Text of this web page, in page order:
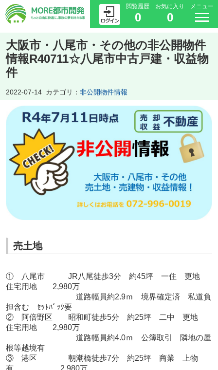
閲覧履歴
0
お気に入り
0
メニュー
大阪市・八尾市・その他の非公開物件
情報R40711☆八尾市中古戸建・収益物
件
2022-07-14 カテゴリ： 非公開物件情報
売土地
① 八尾市 JR八尾徒歩3分 約45坪 一住 更地
住宅用地 2,980万
道路幅員約2.9ｍ 境界確定済 私道負
担含む ｾｯﾄﾊﾞｯｸ要
② 阿倍野区 昭和町徒歩5分 約25坪 二中 更地
住宅用地 2,980万
道路幅員約4.0ｍ 公簿取引 隣地の屋
根等越境有
③ 港区 朝潮橋徒歩7分 約25坪 商業 上物